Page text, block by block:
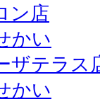
ン店
かい
ザテラス
かい